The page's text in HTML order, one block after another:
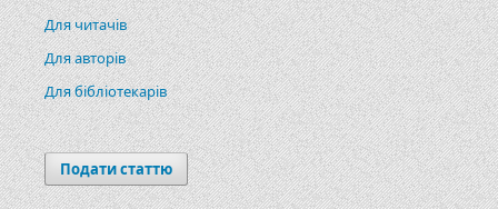
Для читачів
Для авторів
Для бібліотекарів
Подати статтю